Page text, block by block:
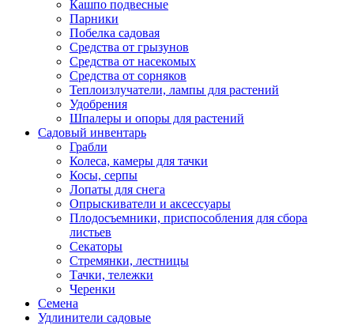
Кашпо подвесные
Парники
Побелка садовая
Средства от грызунов
Средства от насекомых
Средства от сорняков
Теплоизлучатели, лампы для растений
Удобрения
Шпалеры и опоры для растений
Садовый инвентарь
Грабли
Колеса, камеры для тачки
Косы, серпы
Лопаты для снега
Опрыскиватели и аксессуары
Плодосъемники, приспособления для сбора
листьев
Секаторы
Стремянки, лестницы
Тачки, тележки
Черенки
Семена
Удлинители садовые